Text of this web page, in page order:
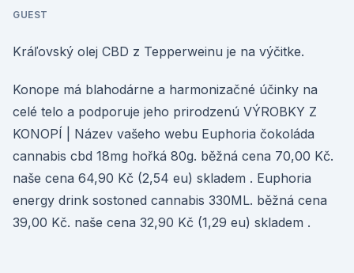
GUEST
Kráľovský olej CBD z Tepperweinu je na výčitke.
Konope má blahodárne a harmonizačné účinky na
celé telo a podporuje jeho prirodzenú VÝROBKY Z
KONOPÍ | Název vašeho webu Euphoria čokoláda
cannabis cbd 18mg hořká 80g. běžná cena 70,00 Kč.
naše cena 64,90 Kč (2,54 eu) skladem . Euphoria
energy drink sostoned cannabis 330ML. běžná cena
39,00 Kč. naše cena 32,90 Kč (1,29 eu) skladem .